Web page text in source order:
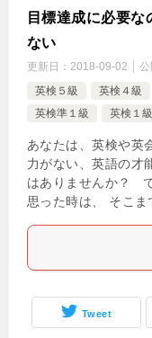
目標達成に必要
ない
更新日： 2018-09-02 公
英検５級
英検４級
英検準１級
英検１級
あなたは、英検や英
力がない、英語の才
はありませんか？
思った時は、 そこ
Tweet